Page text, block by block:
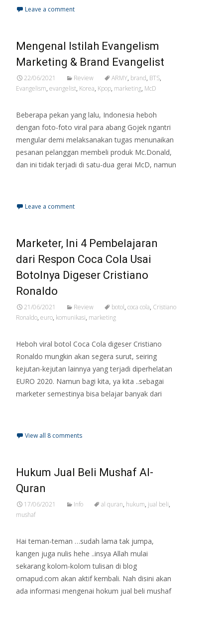
Leave a comment
Mengenal Istilah Evangelism
Marketing & Brand Evangelist
22/06/2021 Review ARMY, brand, BTS,
Evangelism, evangelist, Korea, Kpop, marketing, McD
Beberapa pekan yang lalu, Indonesia heboh
dengan foto-foto viral para abang Gojek ngantri
mengular demi melaksanakan tugas menunaikan
pesanan pelanggan membeli produk Mc.Donald,
dan ini tidak terjadi di satu-dua gerai McD, namun
Leave a comment
Marketer, Ini 4 Pembelajaran
dari Respon Coca Cola Usai
Botolnya Digeser Cristiano
Ronaldo
21/06/2021 Review botol, coca cola, Cristiano
Ronaldo, euro, komunikasi, marketing
Heboh viral botol Coca Cola digeser Cristiano
Ronaldo mungkin akan segera surut, seiring
kejutan-kejutan lainnya yang terjadi diperhelatan
EURO 2020. Namun bagi kita, ya kita ..sebagai
marketer semestinya bisa belajar banyak dari
View all 8 comments
Hukum Jual Beli Mushaf Al-
Quran
17/06/2021 Info al quran, hukum, jual beli,
mushaf
Hai teman-teman …sudah lama tak jumpa,
kangen juga nulis hehe ..insya Allah mulai
sekarang kolom-kolom tulisan di blog
omapud.com akan aktif kembali. Nah disini akan
ada informasi mengenai hokum jual beli mushaf